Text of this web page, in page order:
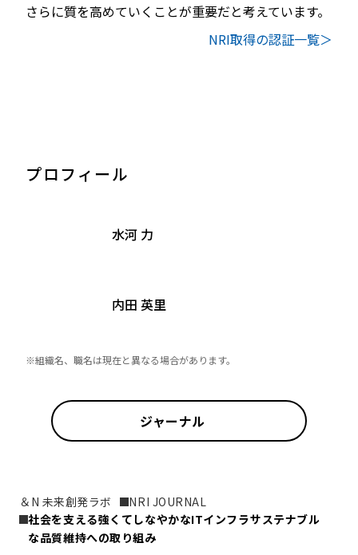
さらに質を高めていくことが重要だと考えています。
NRI取得の認証一覧＞
プロフィール
水河 力
内田 英里
※組織名、職名は現在と異なる場合があります。
ジャーナル
＆N 未来創発ラボ
NRI JOURNAL
社会を支える強くてしなやかなITインフラ――サステナブル
な品質維持への取り組み